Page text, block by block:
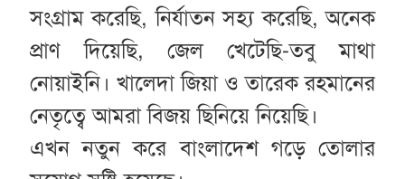
সংগ্রাম করেছি, নির্যাতন সহ্য করেছি, অনেক
প্রাণ দিয়েছি, জেল খেটেছি-তবু মাথা
নোয়াইনি। খালেদা জিয়া ও তারেক রহমানের
নেতৃত্বে আমরা বিজয় ছিনিয়ে নিয়েছি।
এখন নতুন করে বাংলাদেশ গড়ে তোলার